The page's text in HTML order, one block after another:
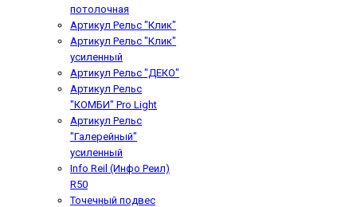
потолочная
Артикул Рельс "Клик"
Артикул Рельс "Клик"
усиленный
Артикул Рельс "ДЕКО"
Артикул Рельс
"КОМБИ" Pro Light
Артикул Рельс
"Галерейный"
усиленный
Info Reil (Инфо Реил)
R50
Точечный подвес